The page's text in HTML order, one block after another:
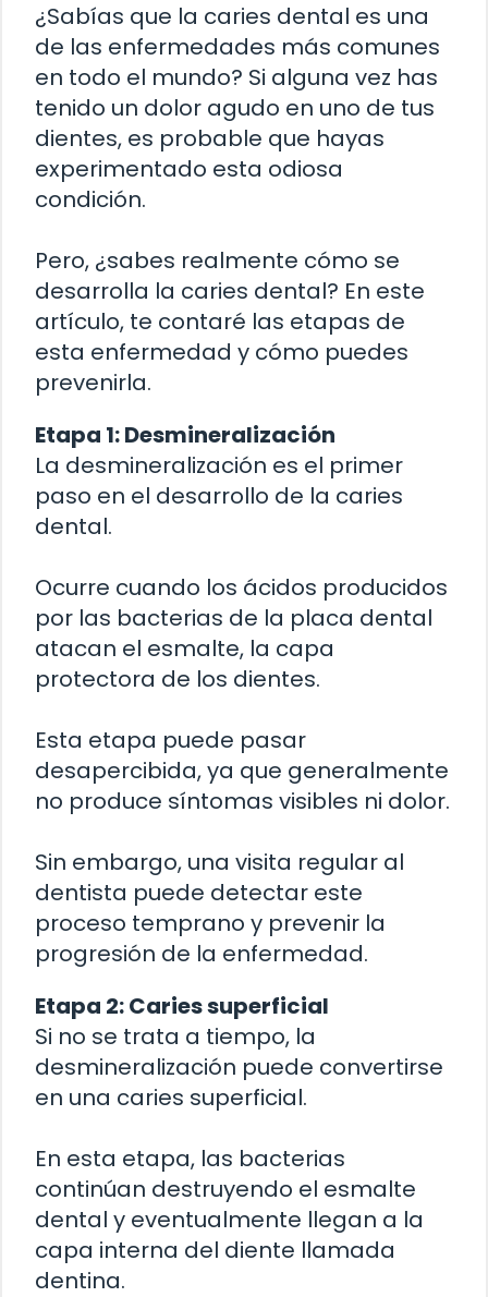
¿Sabías que la caries dental es una
de las enfermedades más comunes
en todo el mundo? Si alguna vez has
tenido un dolor agudo en uno de tus
dientes, es probable que hayas
experimentado esta odiosa
condición.
Pero, ¿sabes realmente cómo se
desarrolla la caries dental? En este
artículo, te contaré las etapas de
esta enfermedad y cómo puedes
prevenirla.
Etapa 1: Desmineralización
La desmineralización es el primer
paso en el desarrollo de la caries
dental.
Ocurre cuando los ácidos producidos
por las bacterias de la placa dental
atacan el esmalte, la capa
protectora de los dientes.
Esta etapa puede pasar
desapercibida, ya que generalmente
no produce síntomas visibles ni dolor.
Sin embargo, una visita regular al
dentista puede detectar este
proceso temprano y prevenir la
progresión de la enfermedad.
Etapa 2: Caries superficial
Si no se trata a tiempo, la
desmineralización puede convertirse
en una caries superficial.
En esta etapa, las bacterias
continúan destruyendo el esmalte
dental y eventualmente llegan a la
capa interna del diente llamada
dentina.